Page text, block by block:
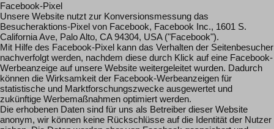
Facebook-Pixel
Unsere Website nutzt zur Konversionsmessung das
Besucheraktions-Pixel von Facebook, Facebook Inc., 1601 S.
California Ave, Palo Alto, CA 94304, USA ("Facebook").
Mit Hilfe des Facebook-Pixel kann das Verhalten der Seitenbesucher
nachverfolgt werden, nachdem diese durch Klick auf eine Facebook-
Werbeanzeige auf unsere Website weitergeleitet wurden. Dadurch
können die Wirksamkeit der Facebook-Werbeanzeigen für
statistische und Marktforschungszwecke ausgewertet und
zukünftige Werbemaßnahmen optimiert werden.
Die erhobenen Daten sind für uns als Betreiber dieser Website
anonym, wir können keine Rückschlüsse auf die Identität der Nutzer